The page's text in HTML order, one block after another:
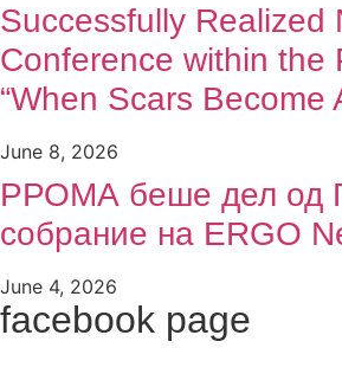
Successfully Realized
Conference within the
“When Scars Become
June 8, 2026
РРОМА беше дел од
собрание на ERGO
June 4, 2026
facebook page